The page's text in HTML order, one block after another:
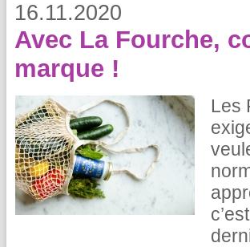
16.11.2020
Avec La Fourche,
marque !
Les